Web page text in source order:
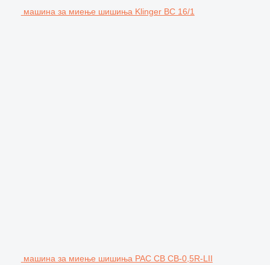
машина за миење шишиња Klinger BC 16/1
машина за миење шишиња PAC CB CB-0,5R-LII